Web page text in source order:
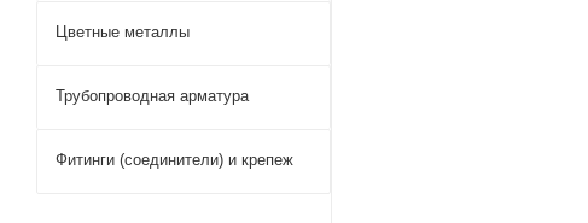
Цветные металлы
Трубопроводная арматура
Фитинги (соединители) и крепеж